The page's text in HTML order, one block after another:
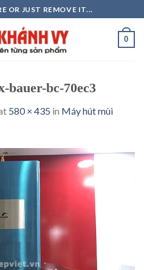
OR JUST REMOVE IT...
0
bauer-bc-70ec3
580 × 435 in Máy hút mùi